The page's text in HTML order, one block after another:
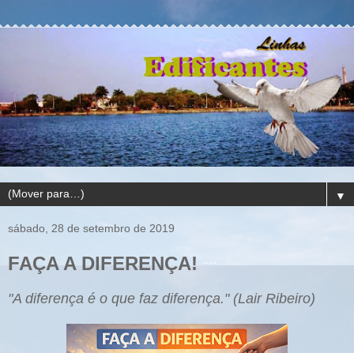
▼
sábado, 28 de setembro de 2019
FAÇA A DIFERENÇA!
"A diferença é o que faz diferença." (Lair Ribeiro)